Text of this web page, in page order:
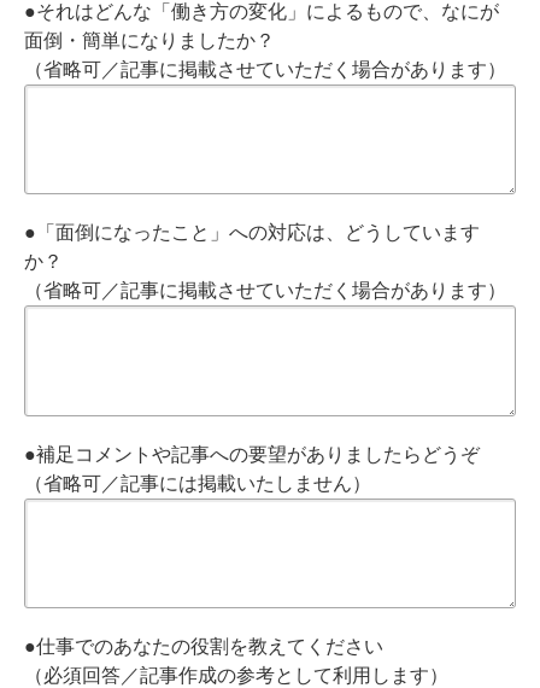
●それはどんな「働き方の変化」によるもので、なにが
面倒・簡単になりましたか？
（省略可／記事に掲載させていただく場合があります）
●「面倒になったこと」への対応は、どうしています
か？
（省略可／記事に掲載させていただく場合があります）
●補足コメントや記事への要望がありましたらどうぞ
（省略可／記事には掲載いたしません）
●仕事でのあなたの役割を教えてください
（必須回答／記事作成の参考として利用します）